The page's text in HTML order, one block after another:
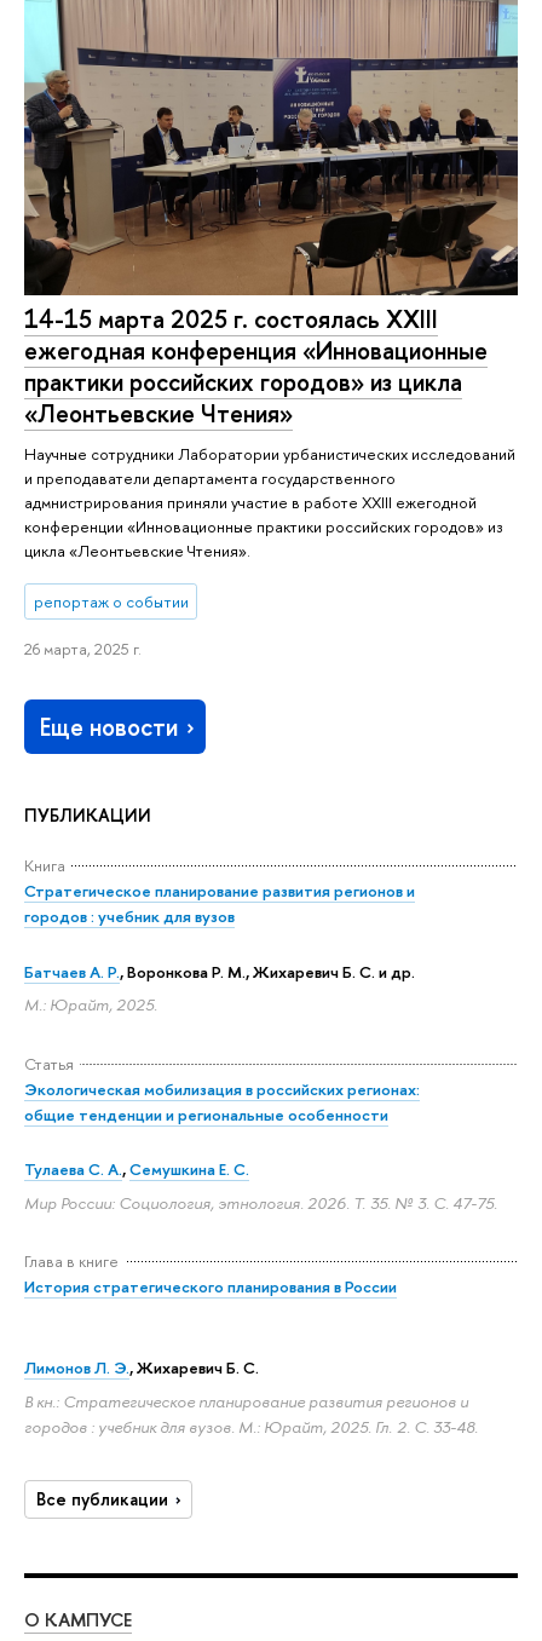
ПУБЛИКАЦИИ
Книга
Стратегическое планирование развития регионов и
городов : учебник для вузов
Батчаев А. Р., Воронкова Р. М., Жихаревич Б. С. и др.
М.: Юрайт, 2025.
Статья
Экологическая мобилизация в российских регионах:
общие тенденции и региональные особенности
Тулаева С. А.,Семушкина Е. С.
Мир России: Социология, этнология. 2026. Т. 35. № 3. С. 47-75.
Глава в книге
История стратегического планирования в России
Лимонов Л. Э., Жихаревич Б. С.
В кн.: Стратегическое планирование развития регионов и
городов : учебник для вузов. М.: Юрайт, 2025. Гл. 2. С. 33-48.
Все публикации
14-15 марта 2025 г. состоялась XXIII
ежегодная конференция «Инновационные
практики российских городов» из цикла
«Леонтьевские Чтения»
Научные сотрудники Лаборатории урбанистических исследований
и преподаватели департамента государственного
адмнистрирования приняли участие в работе XXIII ежегодной
конференции «Инновационные практики российских городов» из
цикла «Леонтьевские Чтения».
репортаж о событии
26 марта, 2025 г.
Еще новости
О КАМПУСЕ